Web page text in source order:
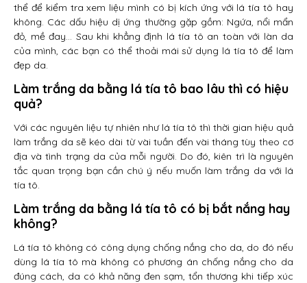
thể để kiểm tra xem liệu mình có bị kích ứng với lá tía tô hay
không. Các dấu hiệu dị ứng thường gặp gồm: Ngứa, nổi mẩn
đỏ, mề đay… Sau khi khẳng định lá tía tô an toàn với làn da
của mình, các bạn có thể thoải mái sử dụng lá tía tô để làm
đẹp da.
Làm trắng da bằng lá tía tô bao lâu thì có hiệu
quả?
Với các nguyên liệu tự nhiên như lá tía tô thì thời gian hiệu quả
làm trắng da sẽ kéo dài từ vài tuần đến vài tháng tùy theo cơ
địa và tình trạng da của mỗi người. Do đó, kiên trì là nguyên
tắc quan trọng bạn cần chú ý nếu muốn làm trắng da với lá
tía tô.
Làm trắng da bằng lá tía tô có bị bắt nắng hay
không?
Lá tía tô không có công dụng chống nắng cho da, do đó nếu
dùng lá tía tô mà không có phương án chống nắng cho da
đúng cách, da có khả năng đen sạm, tổn thương khi tiếp xúc